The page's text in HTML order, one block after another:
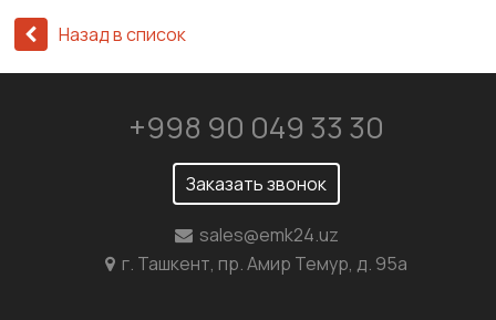
Назад в список
+998 90 049 33 30
Заказать звонок
sales@emk24.uz
г. Ташкент, пр. Амир Темур, д. 95а